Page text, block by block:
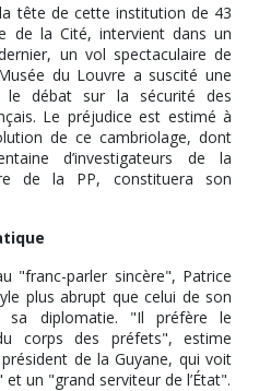
tête de cette institution de 43
de la Cité, intervient dans un
un vol spectaculaire de
du Louvre a suscité une
le débat sur la sécurité des
Le préjudice est estimé à
de ce cambriolage, dont
d’investigateurs de la
de la PP, constituera son
"franc-parler sincère", Patrice
plus abrupt que celui de son
sa diplomatie. "Il préfère le
corps des préfets", estime
de la Guyane, qui voit
un "grand serviteur de l’État".